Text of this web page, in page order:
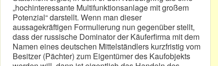
„hochinteressante Multifunktionsanlage mit großem
Potenzial“ darstellt. Wenn man dieser
aussagekräftigen Formulierung nun gegenüber stellt,
dass der russische Dominator der Käuferfirma mit dem
Namen eines deutschen Mittelständlers kurzfristig vom
Besitzer (Pächter) zum Eigentümer des Kaufobjekts